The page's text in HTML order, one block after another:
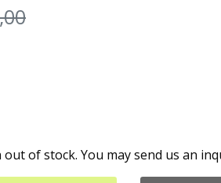
of stock. You may send us an